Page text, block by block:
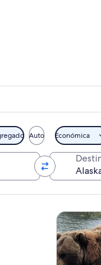
Un sendero en un
Auto Económica
Tours y